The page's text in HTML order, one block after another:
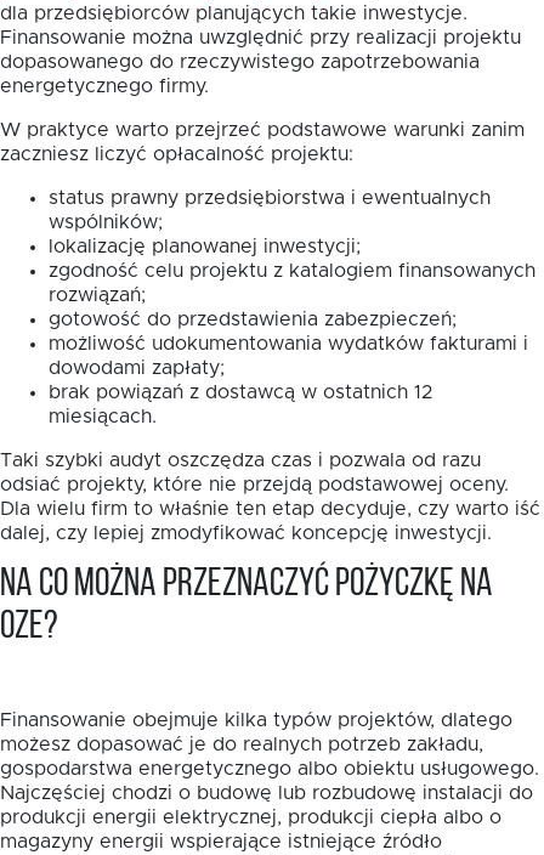
dla przedsiębiorców planujących takie inwestycje.
Finansowanie można uwzględnić przy realizacji projektu
dopasowanego do rzeczywistego zapotrzebowania
energetycznego firmy.
W praktyce warto przejrzeć podstawowe warunki zanim
zaczniesz liczyć opłacalność projektu:
status prawny przedsiębiorstwa i ewentualnych
wspólników;
lokalizację planowanej inwestycji;
zgodność celu projektu z katalogiem finansowanych
rozwiązań;
gotowość do przedstawienia zabezpieczeń;
możliwość udokumentowania wydatków fakturami i
dowodami zapłaty;
brak powiązań z dostawcą w ostatnich 12
miesiącach.
Taki szybki audyt oszczędza czas i pozwala od razu
odsiać projekty, które nie przejdą podstawowej oceny.
Dla wielu firm to właśnie ten etap decyduje, czy warto iść
dalej, czy lepiej zmodyfikować koncepcję inwestycji.
Na co można przeznaczyć pożyczkę na
OZE?
Finansowanie obejmuje kilka typów projektów, dlatego
możesz dopasować je do realnych potrzeb zakładu,
gospodarstwa energetycznego albo obiektu usługowego.
Najczęściej chodzi o budowę lub rozbudowę instalacji do
produkcji energii elektrycznej, produkcji ciepła albo o
magazyny energii wspierające istniejące źródło